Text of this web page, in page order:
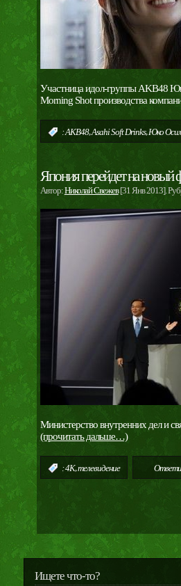
Участница идол-группы AKB48
Morning Shot производства
:AKB48, Asahi Soft Drinks, Юко
Япония перейдет на
Автор:Николай Свежев[31 Янв 2013].
Министерство внутренних дел и
(прочитать дальше…)
:4K, телевидение
Ищете что-то?